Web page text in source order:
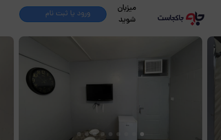
میزبان
شوید
ورود یا ثبت نام